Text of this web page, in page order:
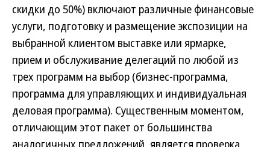
скидки до 50%) включают различные финансовые
услуги, подготовку и размещение экспозиции на
выбранной клиентом выставке или ярмарке,
прием и обслуживание делегаций по любой из
трех программ на выбор (бизнес-программа,
программа для управляющих и индивидуальная
деловая программа). Существенным моментом,
отличающим этот пакет от большинства
аналогичных предложений, является проверка